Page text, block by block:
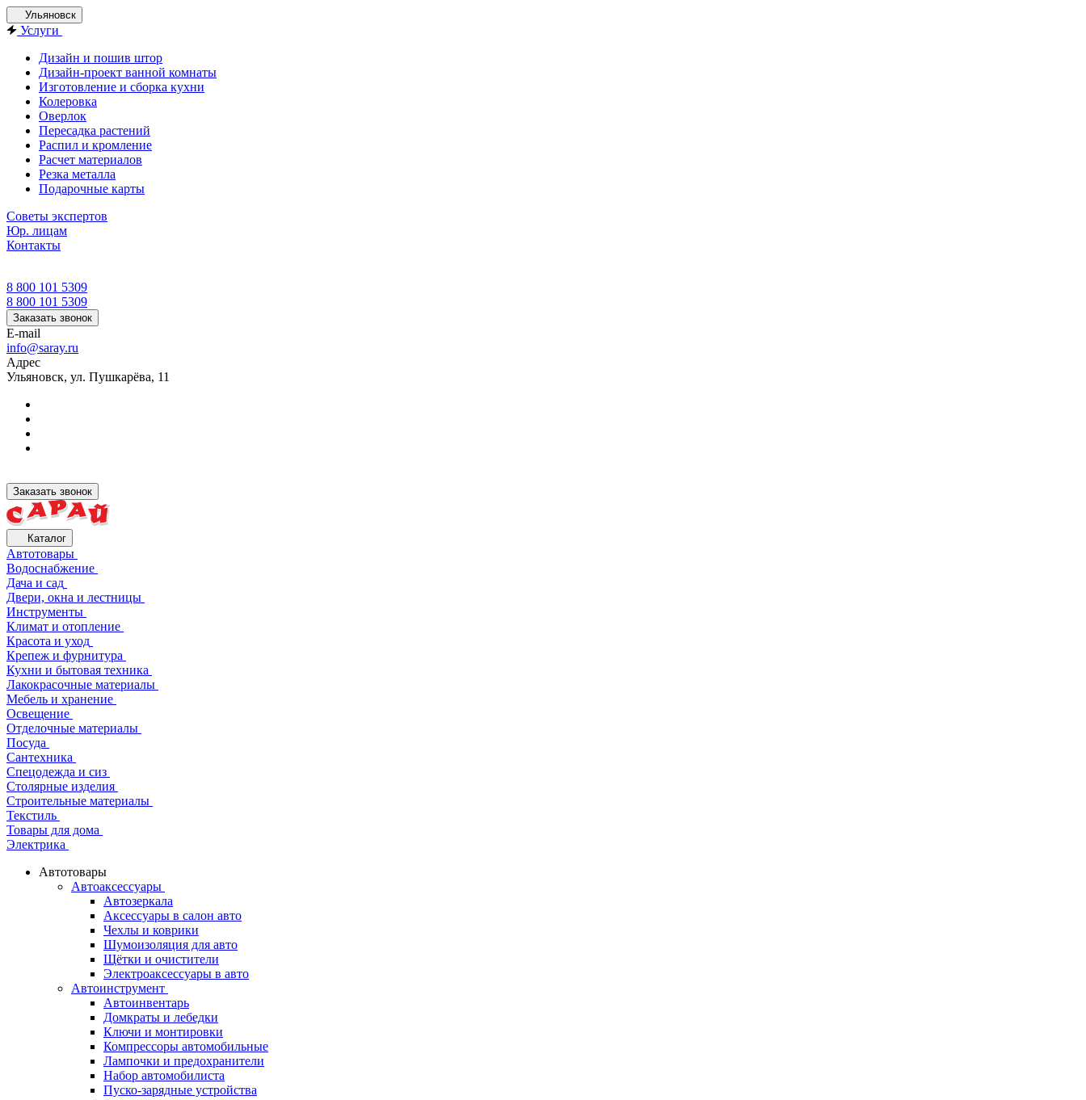
Ульяновск
Услуги
Дизайн и пошив штор
Дизайн-проект ванной комнаты
Изготовление и сборка кухни
Колеровка
Оверлок
Пересадка растений
Распил и кромление
Расчет материалов
Резка металла
Подарочные карты
Советы экспертов
Юр. лицам
Контакты
8 800 101 5309
8 800 101 5309
Заказать звонок
E-mail
info@saray.ru
Адрес
Ульяновск, ул. Пушкарёва, 11
Заказать звонок
Каталог
Автотовары
Водоснабжение
Дача и сад
Двери, окна и лестницы
Инструменты
Климат и отопление
Красота и уход
Крепеж и фурнитура
Кухни и бытовая техника
Лакокрасочные материалы
Мебель и хранение
Освещение
Отделочные материалы
Посуда
Сантехника
Спецодежда и сиз
Столярные изделия
Строительные материалы
Текстиль
Товары для дома
Электрика
Автотовары
Автоаксессуары
Автозеркала
Аксессуары в салон авто
Чехлы и коврики
Шумоизоляция для авто
Щётки и очистители
Электроаксессуары в авто
Автоинструмент
Автоинвентарь
Домкраты и лебедки
Ключи и монтировки
Компрессоры автомобильные
Лампочки и предохранители
Набор автомобилиста
Пуско-зарядные устройства